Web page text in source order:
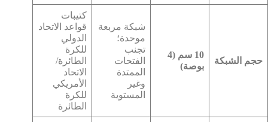
حجم الشبكة
10 سم (4
بوصة)
شبكة مربعة
موحدة؛
تجنب
الفتحات
الممتدة
وغير
المستوية
كتيبات
قواعد الاتحاد
الدولي
للكرة
الطائرة/
الاتحاد
الأمريكي
للكرة
الطائرة